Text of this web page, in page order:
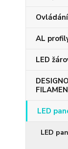
AL
LED
LED
LED